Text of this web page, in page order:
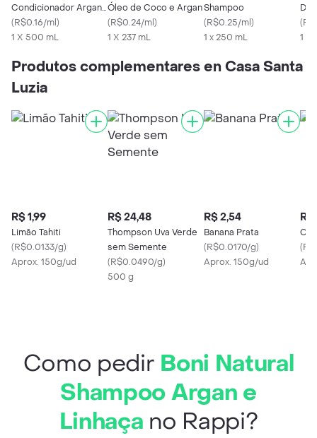
Condicionador Argan
E Linhaça
(R$0.16/ml)
1 X 500 mL
Óleo de Coco e Argan
(R$0.24/ml)
1 X 237 mL
Shampoo
(R$0.25/ml)
1 x 250 mL
(
1 X
Produtos complementares en Casa Santa
Luzia
R$ 1,99
Limão Tahiti
(R$0.0133/g)
Aprox. 150g/ud
R$ 24,48
Thompson Uva Verde
sem Semente
(R$0.0490/g)
500 g
R$ 2,54
Banana Prata
(R$0.0170/g)
Aprox. 150g/ud
R$
(
Como pedir Boni Natural
Shampoo Argan e
Linhaça no Rappi?